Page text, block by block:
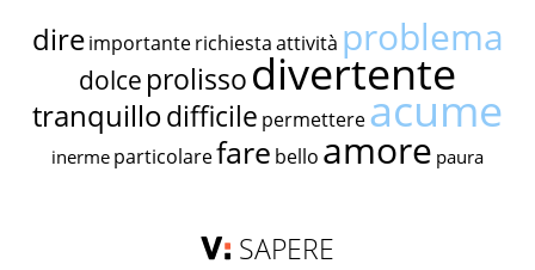
dire importante richiestaattività problema
dolce prolissodivertente
tranquillodifficile permettereacume
inerme particolarefare bello amore paura
SAPERE